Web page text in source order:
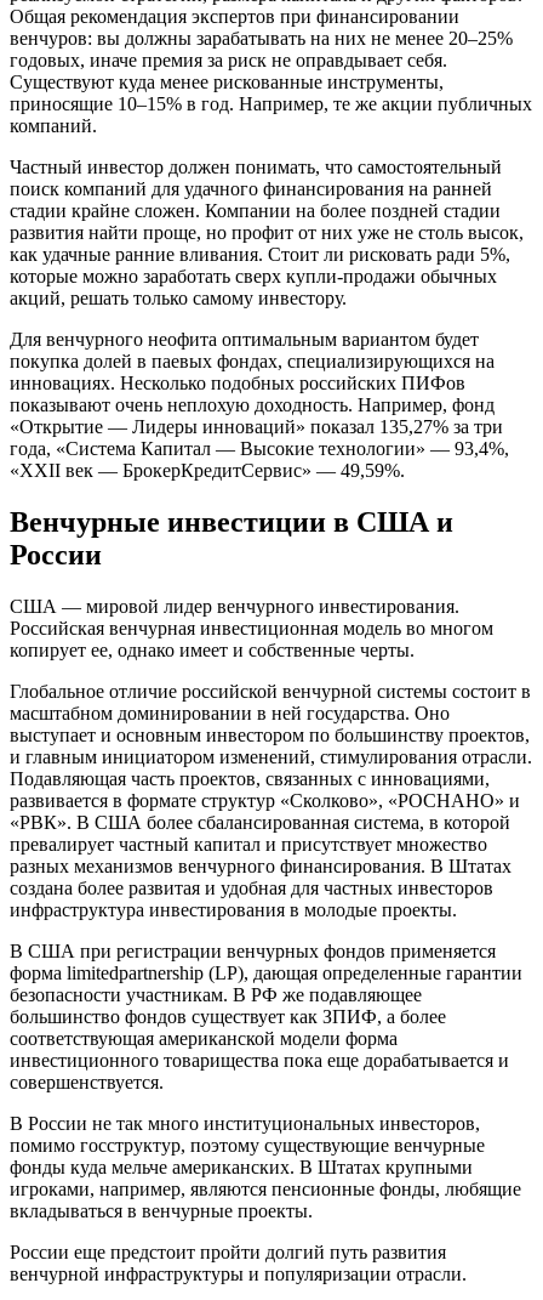
Общая рекомендация экспертов при финансировании
венчуров: вы должны зарабатывать на них не менее 20–25%
годовых, иначе премия за риск не оправдывает себя.
Существуют куда менее рискованные инструменты,
приносящие 10–15% в год. Например, те же акции публичных
компаний.
Частный инвестор должен понимать, что самостоятельный
поиск компаний для удачного финансирования на ранней
стадии крайне сложен. Компании на более поздней стадии
развития найти проще, но профит от них уже не столь высок,
как удачные ранние вливания. Стоит ли рисковать ради 5%,
которые можно заработать сверх купли-продажи обычных
акций, решать только самому инвестору.
Для венчурного неофита оптимальным вариантом будет
покупка долей в паевых фондах, специализирующихся на
инновациях. Несколько подобных российских ПИФов
показывают очень неплохую доходность. Например, фонд
«Открытие — Лидеры инноваций» показал 135,27% за три
года, «Система Капитал — Высокие технологии» — 93,4%,
«XXII век — БрокерКредитСервис» — 49,59%.
Венчурные инвестиции в США и
России
США — мировой лидер венчурного инвестирования.
Российская венчурная инвестиционная модель во многом
копирует ее, однако имеет и собственные черты.
Глобальное отличие российской венчурной системы состоит в
масштабном доминировании в ней государства. Оно
выступает и основным инвестором по большинству проектов,
и главным инициатором изменений, стимулирования отрасли.
Подавляющая часть проектов, связанных с инновациями,
развивается в формате структур «Сколково», «РОСНАНО» и
«РВК». В США более сбалансированная система, в которой
превалирует частный капитал и присутствует множество
разных механизмов венчурного финансирования. В Штатах
создана более развитая и удобная для частных инвесторов
инфраструктура инвестирования в молодые проекты.
В США при регистрации венчурных фондов применяется
форма limitedpartnership (LP), дающая определенные гарантии
безопасности участникам. В РФ же подавляющее
большинство фондов существует как ЗПИФ, а более
соответствующая американской модели форма
инвестиционного товарищества пока еще дорабатывается и
совершенствуется.
В России не так много институциональных инвесторов,
помимо госструктур, поэтому существующие венчурные
фонды куда мельче американских. В Штатах крупными
игроками, например, являются пенсионные фонды, любящие
вкладываться в венчурные проекты.
России еще предстоит пройти долгий путь развития
венчурной инфраструктуры и популяризации отрасли.